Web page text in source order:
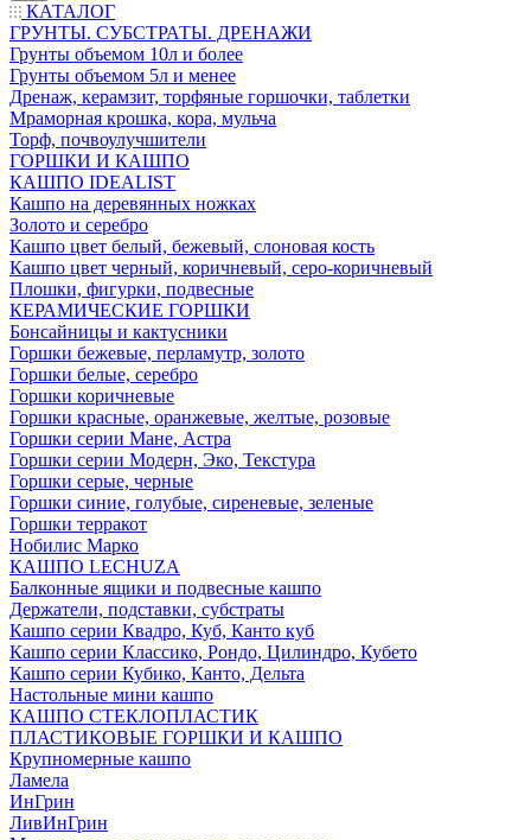
КАТАЛОГ
ГРУНТЫ. СУБСТРАТЫ. ДРЕНАЖИ
Грунты объемом 10л и более
Грунты объемом 5л и менее
Дренаж, керамзит, торфяные горшочки, таблетки
Мраморная крошка, кора, мульча
Торф, почвоулучшители
ГОРШКИ И КАШПО
КАШПО IDEALIST
Кашпо на деревянных ножках
Золото и серебро
Кашпо цвет белый, бежевый, слоновая кость
Кашпо цвет черный, коричневый, серо-коричневый
Плошки, фигурки, подвесные
КЕРАМИЧЕСКИЕ ГОРШКИ
Бонсайницы и кактусники
Горшки бежевые, перламутр, золото
Горшки белые, серебро
Горшки коричневые
Горшки красные, оранжевые, желтые, розовые
Горшки серии Мане, Астра
Горшки серии Модерн, Эко, Текстура
Горшки серые, черные
Горшки синие, голубые, сиреневые, зеленые
Горшки терракот
Нобилис Марко
КАШПО LECHUZA
Балконные ящики и подвесные кашпо
Держатели, подставки, субстраты
Кашпо серии Квадро, Куб, Канто куб
Кашпо серии Классико, Рондо, Цилиндро, Кубето
Кашпо серии Кубико, Канто, Дельта
Настольные мини кашпо
КАШПО СТЕКЛОПЛАСТИК
ПЛАСТИКОВЫЕ ГОРШКИ И КАШПО
Крупномерные кашпо
Ламела
ИнГрин
ЛивИнГрин